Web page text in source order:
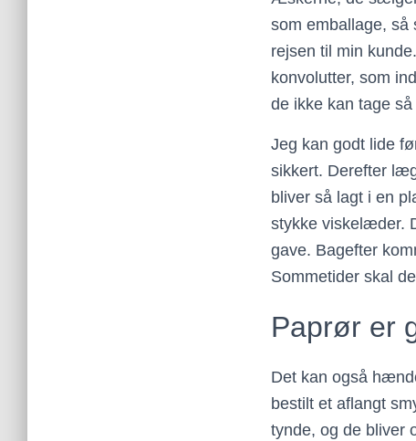
som emballage, så
rejsen til min
konvolutter, som
de ikke kan tage
Jeg kan godt lide
sikkert. Derefter
bliver så lagt i en
stykke viskelæder.
gave. Bagefter
Sommetider skal
Paprør er
Det kan også
bestilt et aflangt
tynde, og de bliver